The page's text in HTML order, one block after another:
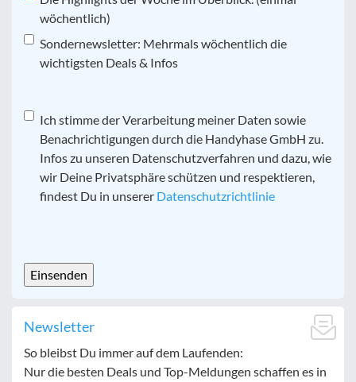
wöchentlich)
Sondernewsletter: Mehrmals wöchentlich die
wichtigsten Deals & Infos
Datenschutz*
Ich stimme der Verarbeitung meiner Daten sowie
Benachrichtigungen durch die Handyhase GmbH zu.
Infos zu unseren Datenschutzverfahren und dazu, wie
wir Deine Privatsphäre schützen und respektieren,
findest Du in unserer Datenschutzrichtlinie
Newsletter
So bleibst Du immer auf dem Laufenden:
Nur die besten Deals und Top-Meldungen schaffen es in